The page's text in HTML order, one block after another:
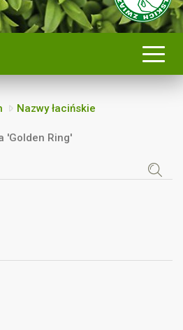
Nazwy łacińskie
'Golden Ring'